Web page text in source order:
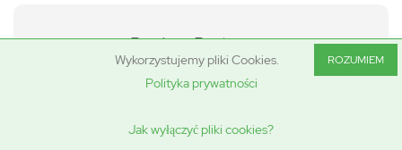
Previous Post
Świat sztuki na wyciągnięcie ręki:
PGE zaprasza do udziału w drugi
sztuką
Wykorzystujemy pliki Cookies.
Polityka prywatności
Jak wyłączyć pliki cookies?
ROZUMIEM